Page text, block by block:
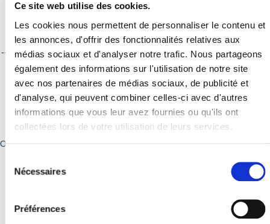
Ce site web utilise des cookies.
Les cookies nous permettent de personnaliser le contenu et
les annonces, d'offrir des fonctionnalités relatives aux
médias sociaux et d'analyser notre trafic. Nous partageons
également des informations sur l'utilisation de notre site
avec nos partenaires de médias sociaux, de publicité et
d'analyse, qui peuvent combiner celles-ci avec d'autres
informations que vous leur avez fournies ou qu'ils ont
collectées lors de votre utilisation de leurs services.
consentement
Nécessaires
Préférences
Tarifs : droit d'entrée +2€.
Réservation : www.museedelatoiledejouy.fr/votre-visite/billetterie-et-
reservation/
-----------------------------------------------------------------------------------------
Réservation auprès du Musée de la Toile de Jouy :
Château de
l'Églantine - 54, rue Charles de Gaulle - 78350 Jouy-en-Josas
01 39 56 48 64-museetdj@jouy-en-
josas.fr -www.museedelatoiledejouy.fr
Ouverture : le mardi de 14h à 18h et du mercredi au dimanche, de 11h
Copyright : Musée de la Toile de Jouy
Retour à la liste